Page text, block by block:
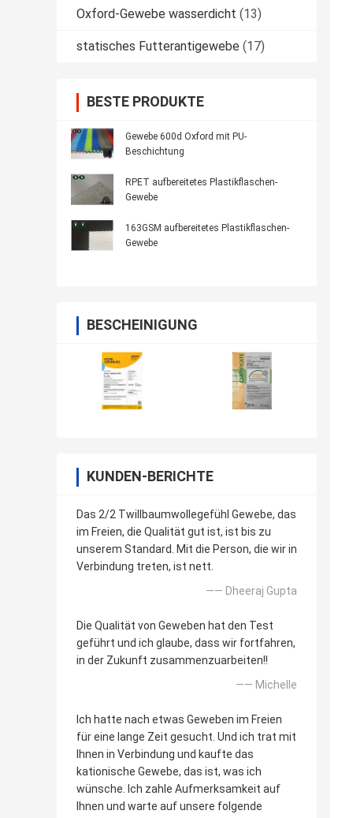
Oxford-Gewebe wasserdicht (13)
statisches Futterantigewebe (17)
BESTE PRODUKTE
Gewebe 600d Oxford mit PU-
Beschichtung
RPET aufbereitetes Plastikflaschen-
Gewebe
163GSM aufbereitetes Plastikflaschen-
Gewebe
BESCHEINIGUNG
KUNDEN-BERICHTE
Das 2/2 Twillbaumwollegefühl Gewebe, das
im Freien, die Qualität gut ist, ist bis zu
unserem Standard. Mit die Person, die wir in
Verbindung treten, ist nett.
—— Dheeraj Gupta
Die Qualität von Geweben hat den Test
geführt und ich glaube, dass wir fortfahren,
in der Zukunft zusammenzuarbeiten!!
—— Michelle
Ich hatte nach etwas Geweben im Freien
für eine lange Zeit gesucht. Und ich trat mit
Ihnen in Verbindung und kaufte das
kationische Gewebe, das ist, was ich
wünsche. Ich zahle Aufmerksamkeit auf
Ihnen und warte auf unsere folgende